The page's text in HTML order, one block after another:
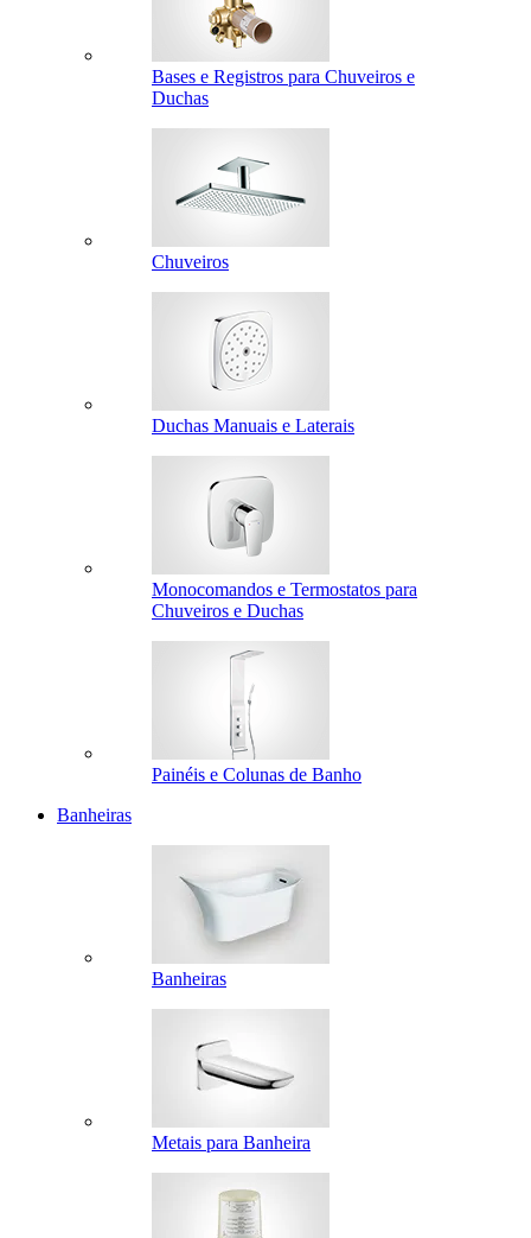
Bases e Registros para Chuveiros e
Duchas
Chuveiros
Duchas Manuais e Laterais
Monocomandos e Termostatos para
Chuveiros e Duchas
Painéis e Colunas de Banho
Banheiras
Banheiras
Metais para Banheira